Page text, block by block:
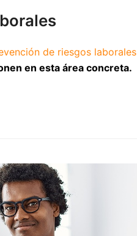
de riesgos laborales
en esta área concreta.